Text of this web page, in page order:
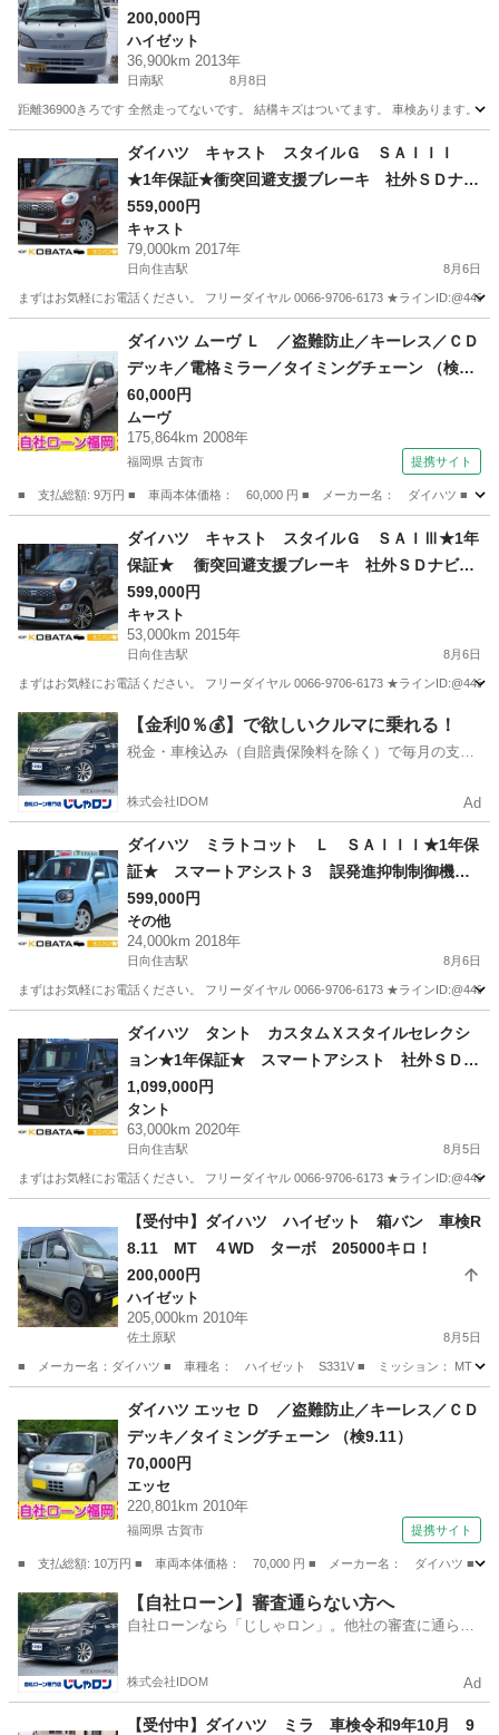
200,000円
ハイゼット
36,900km 2013年
日南駅 8月8日
距離36900きろです 全然走ってないです。 結構キズはついてます。 車検あります。
日南駅 ハイゼット
ダイハツ キャスト スタイルＧ ＳＡＩＩＩ
★1年保証★衝突回避支援ブレーキ 社外ＳＤナ
ビ 地デジ バックカメラ Ｂｌｕｅｔｏｏｔ
ｈ オートエアコン スマートキー アイドリン
グストップ オートライト ＬＥＤヘッド＆フォ
559,000円
キャスト
79,000km 2017年
日向住吉駅 8月6日
まずはお気軽にお電話ください。 フリーダイヤル 0066-9706-6173 ★ライン
日向住吉駅 キャスト ヘッド
ダイハツ ムーヴ Ｌ ／盗難防止／キーレス／ＣＤ
デッキ／電格ミラー／タイミングチェーン （検9.
7）
60,000円
ムーヴ
175,864km 2008年
福岡県 古賀市 提携サイト
■ 支払総額: 9万円 ■ 車両本体価格： 60,000 円 ■ メーカー名： ダイハツ ■ 車
ムーヴ
ダイハツ キャスト スタイルＧ ＳＡＩⅢ★1年
保証★ 衝突回避支援ブレーキ 社外ＳＤナビ
ワンセグ ＵＳＢ ＥＴＣ オートエアコン エ
コアイドル スマートキー プッシュスタート
オートライト ＬＥＤヘッド＆フォグ 純正１５
599,000円
キャスト
53,000km 2015年
日向住吉駅 8月6日
まずはお気軽にお電話ください。 フリーダイヤル 0066-9706-6173 ★ライン
宮崎 宮崎市 日向住吉駅 キャスト ヘッド
【金利0％💰】で欲しいクルマに乗れる！
税金・車検込み（自賠責保険料を除く）で毎月の支払
株式会社IDOM Ad
ダイハツ ミラトコット Ｌ ＳＡＩＩＩ★1年保
証★ スマートアシスト３ 誤発進抑制制御機
能 純正オーディオ アイドリングストップ オ
ートハイビーム ＬＥＤヘッド キーレス コー
ナーセンサー
599,000円
その他
24,000km 2018年
日向住吉駅 8月6日
まずはお気軽にお電話ください。 フリーダイヤル 0066-9706-6173 ★ライン
日向住吉駅 その他 ハイビーム
ダイハツ タント カスタムＸスタイルセレクシ
ョン★1年保証★ スマートアシスト 社外ＳＤナ
ビ 地デジ バックカメラ Ｂｌｕｅｔｏｏｔ
ｈ 両側電動ドア 前席シートヒーター ＥＴ
Ｃ ドラレコ アイドリングストップ オートラ
1,099,000円
タント
63,000km 2020年
日向住吉駅 8月5日
まずはお気軽にお電話ください。 フリーダイヤル 0066-9706-6173 ★ライン
日向住吉駅 タント スマートアシスト
【受付中】ダイハツ ハイゼット 箱バン 車検R
8.11 MT ４WD ターボ 205000キロ！
200,000円
ハイゼット
205,000km 2010年
佐土原駅 8月5日
■ メーカー名：ダイハツ ■ 車種名： ハイゼット S331V ■ ミッション： MT
佐土原駅 ハイゼット 箱バン
ダイハツ エッセ Ｄ ／盗難防止／キーレス／ＣＤ
デッキ／タイミングチェーン （検9.11）
70,000円
エッセ
220,801km 2010年
福岡県 古賀市 提携サイト
■ 支払総額: 10万円 ■ 車両本体価格： 70,000 円 ■ メーカー名： ダイハツ ■
福岡 古賀市 エッセ
【自社ローン】審査通らない方へ
自社ローンなら「じしゃロン」。他社の審査に通らな
株式会社IDOM Ad
【受付中】ダイハツ ミラ 車検令和9年10月 9